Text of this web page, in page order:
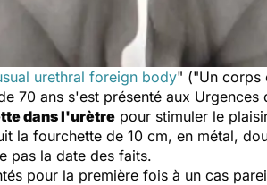
urethral foreign body" ("Un corps
70 ans s'est présenté aux
dans l'urètre pour stimuler le
la fourchette de 10 cm, en métal,
pas la date des faits.
pour la première fois à un cas